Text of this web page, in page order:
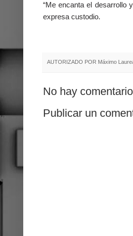
“Me encanta el desarrollo
expresa custodio.
AUTORIZADO POR Máximo
No hay
Publicar un